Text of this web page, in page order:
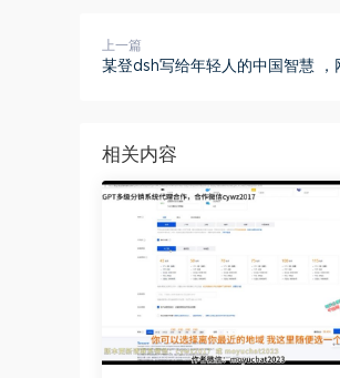
上一篇
某登dsh写给年轻人的中国智慧
相关内容